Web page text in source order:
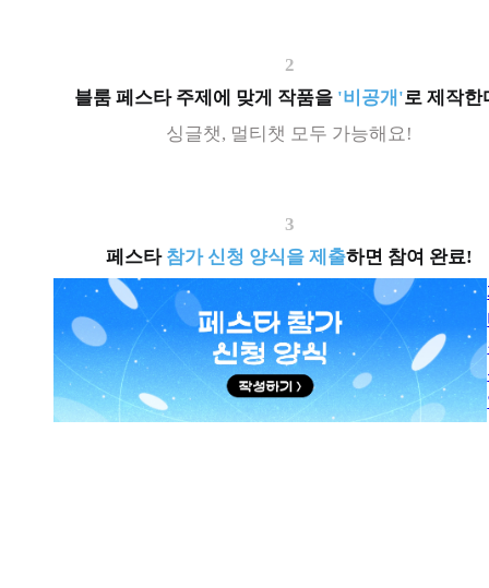
2
블룸 페스타 주제에 맞게 작품을'비공개'로 제작한
싱글챗, 멀티챗 모두 가능해요!
3
페스타 참가 신청 양식을 제출하면 참여 완료!